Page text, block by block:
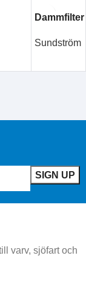
Dammfilter
Sundström
varv, sjöfart och